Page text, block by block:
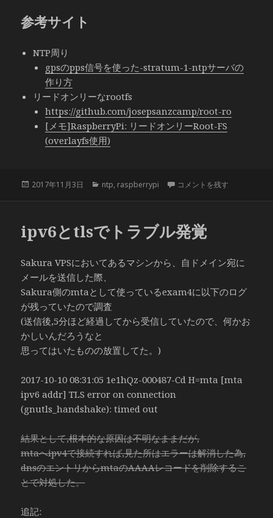
参考サイト
NTP周り
gpsのpps信号を使った-stratum-1-ntpサーバの
作り方
リードオンリーなrootfs
https://github.com/josepsanzcamp/root-ro
[メモ]RaspberryPi: リードオンリーRoot-FS
(overlayfs使用)
投
2017年11月3日
カ
ー
ntp, raspberrypi Raspberry PI Zero Wで
コメントを残す
ipv6とtlsでトラブル発覚
Sakura VPSにおいてあるマシンから、自ドメイン宛に
メールを送信した際、
Sakura側のmtaとして使っているexam4に以下のログ
が残っていたので調査
(送信後,5分ほど経過してから受信していたので、何かお
かしいんだろうなと
思ってはいたものの放置してた。)
2017-10-10 08:31:05 1e1hQz-000487-Cd H=mta [mta
ipv6 addr] TLS error on connection
(gnutls_handshake): timed out
結果として,根本的な原因は不明なままだが,
mtaへipv4で接続すれば,見た所はエラーは解消した為,
dnsのエントリからmtaのAAAAレコードを削除するこ
とで対処した。
追記: